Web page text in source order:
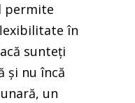
permite
în
sunteți
și nu încă
un